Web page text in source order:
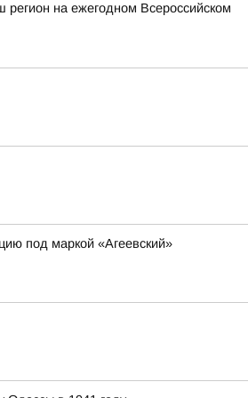
на ежегодном Всероссийском
под маркой «Агеевский»